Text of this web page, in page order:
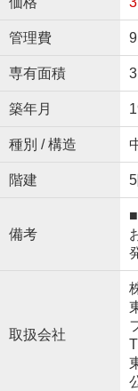
管理費
専有面積
築年月
種別 / 構造
階建
備考
取扱会社